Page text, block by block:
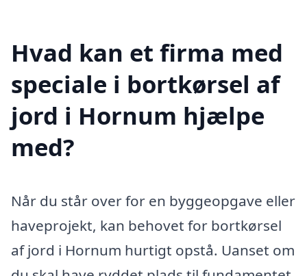
Hvad kan et firma med
speciale i bortkørsel af
jord i Hornum hjælpe
med?
Når du står over for en byggeopgave eller
haveprojekt, kan behovet for bortkørsel
af jord i Hornum hurtigt opstå. Uanset om